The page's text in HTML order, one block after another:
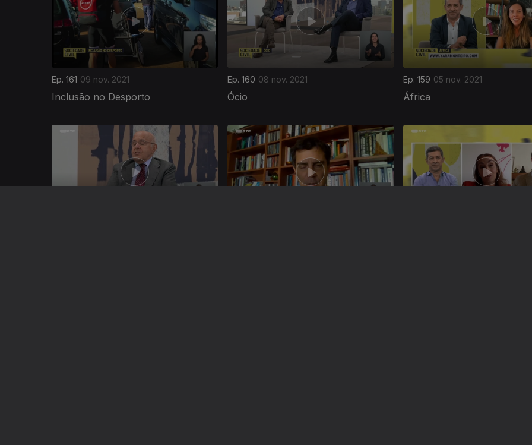
Ep. 161 09 nov. 2021
Inclusão no Desporto
Ep. 160 08 nov. 2021
Ócio
Ep. 159 05 nov. 2021
África